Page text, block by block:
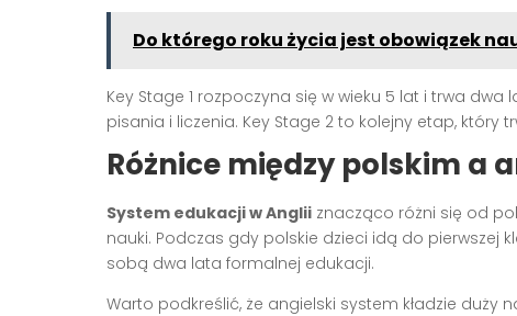
Do którego roku życia jest obowiązek
Key Stage 1 rozpoczyna się w wieku 5 lat i trwa
pisania i liczenia. Key Stage 2 to kolejny etap, który
Różnice między polskim a
System edukacji w Anglii znacząco różni się od
nauki. Podczas gdy polskie dzieci idą do pierwszej
sobą dwa lata formalnej edukacji.
Warto podkreślić, że angielski system kładzie duży